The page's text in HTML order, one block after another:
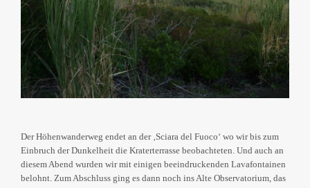
Der Höhenwanderweg endet an der ‚Sciara del Fuoco‘ wo wir bis zum
Einbruch der Dunkelheit die Kraterterrasse beobachteten. Und auch an
diesem Abend wurden wir mit einigen beeindruckenden Lavafontainen
belohnt. Zum Abschluss ging es dann noch ins Alte Observatorium, das